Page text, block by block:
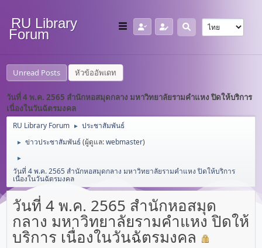
RU Library
Forum
Unread Posts หัวข้ออัพเดท
วันที่ 4 พ.ค. 2565 สำนักหอสมุดกลาง มหาวิทยาลัยรามคำแหง ปิดให้บริการ
เนื่องในวันฉัตรมงคล
RU Library Forum ► ประชาสัมพันธ์
► ข่าวประชาสัมพันธ์(ผู้ดูแล:webmaster)
►
วันที่ 4 พ.ค. 2565 สำนักหอสมุดกลาง มหาวิทยาลัยรามคำแหง ปิดให้บริการ
เนื่องในวันฉัตรมงคล
วันที่ 4 พ.ค. 2565 สำนักหอสมุด
กลาง มหาวิทยาลัยรามคำแหง ปิดให้
บริการ เนื่องในวันฉัตรมงคล